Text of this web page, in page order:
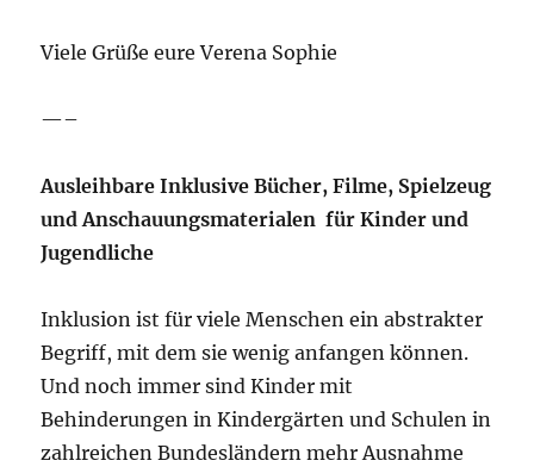
Viele Grüße eure Verena Sophie
—–
Ausleihbare Inklusive Bücher, Filme, Spielzeug
und Anschauungsmaterialen für Kinder und
Jugendliche
Inklusion ist für viele Menschen ein abstrakter
Begriff, mit dem sie wenig anfangen können.
Und noch immer sind Kinder mit
Behinderungen in Kindergärten und Schulen in
zahlreichen Bundesländern mehr Ausnahme